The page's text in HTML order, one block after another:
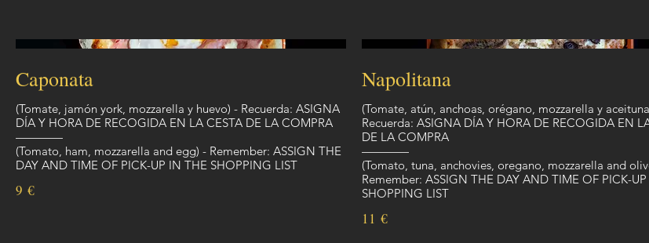
Caponata
(Tomate, jamón york, mozzarella y huevo) - Recuerda: ASIGNA
DÍA Y HORA DE RECOGIDA EN LA CESTA DE LA COMPRA
————
(Tomato, ham, mozzarella and egg) - Remember: ASSIGN THE
DAY AND TIME OF PICK-UP IN THE SHOPPING LIST
9 €
Napolitana
(Tomate, atún, anchoas, orégano, mozzarella y
Recuerda: ASIGNA DÍA Y HORA DE RECOGIDA EN
DE LA COMPRA
————
(Tomato, tuna, anchovies, oregano, mozzarella and
Remember: ASSIGN THE DAY AND TIME OF PICK-
SHOPPING LIST
11 €